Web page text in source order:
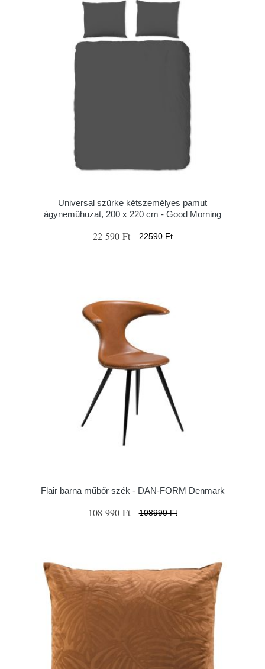
Universal szürke kétszemélyes pamut
ágyneműhuzat, 200 x 220 cm - Good Morning
22 590 Ft 22590 Ft
Flair barna műbőr szék - ​​​​​DAN-FORM Denmark
108 990 Ft 108990 Ft